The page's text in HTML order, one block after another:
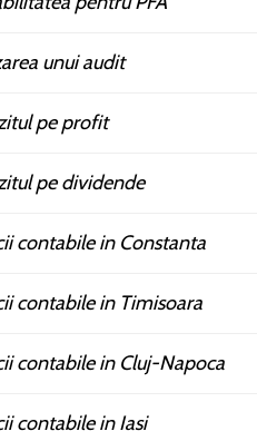
unui audit
pe profit
pe dividende
contabile in Constanta
contabile in Timisoara
contabile in Cluj-Napoca
contabile in Iasi